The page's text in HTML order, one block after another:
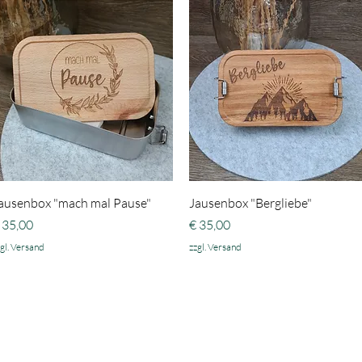
Schnellansicht
"mach mal Pause"
Versand
Schnellansicht
Jausenbox "Bergliebe"
Preis
€ 35,00
zzgl. Versand